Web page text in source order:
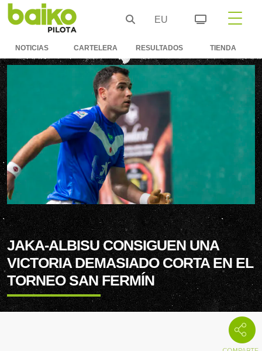
EU
NOTICIAS CARTELERA RESULTADOS TIENDA
JAKA-ALBISU CONSIGUEN UNA
VICTORIA DEMASIADO CORTA EN EL
TORNEO SAN FERMÍN